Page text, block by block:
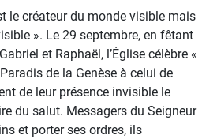
le créateur du monde visible mais
». Le 29 septembre, en fêtant
et Raphaël, l’Église célèbre «
de la Genèse à celui de
de leur présence invisible le
du salut. Messagers du Seigneur
et porter ses ordres, ils